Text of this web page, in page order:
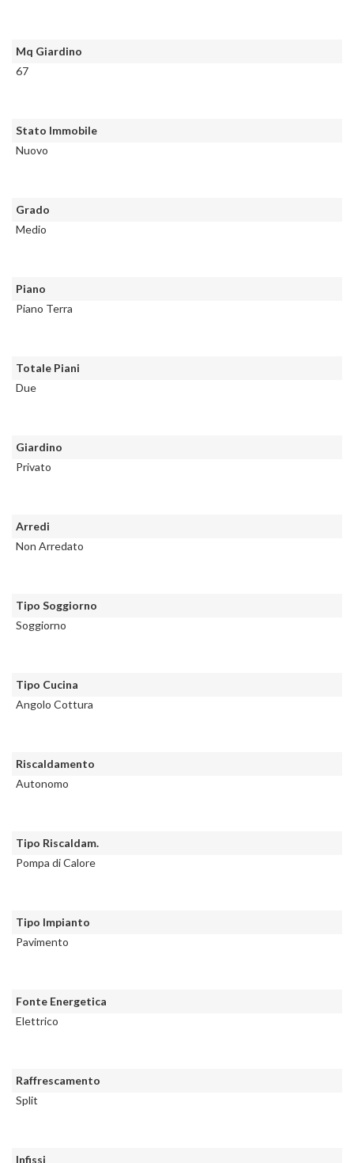
Mq Giardino
67
Stato Immobile
Nuovo
Grado
Medio
Piano
Piano Terra
Totale Piani
Due
Giardino
Privato
Arredi
Non Arredato
Tipo Soggiorno
Soggiorno
Tipo Cucina
Angolo Cottura
Riscaldamento
Autonomo
Tipo Riscaldam.
Pompa di Calore
Tipo Impianto
Pavimento
Fonte Energetica
Elettrico
Raffrescamento
Split
Infissi